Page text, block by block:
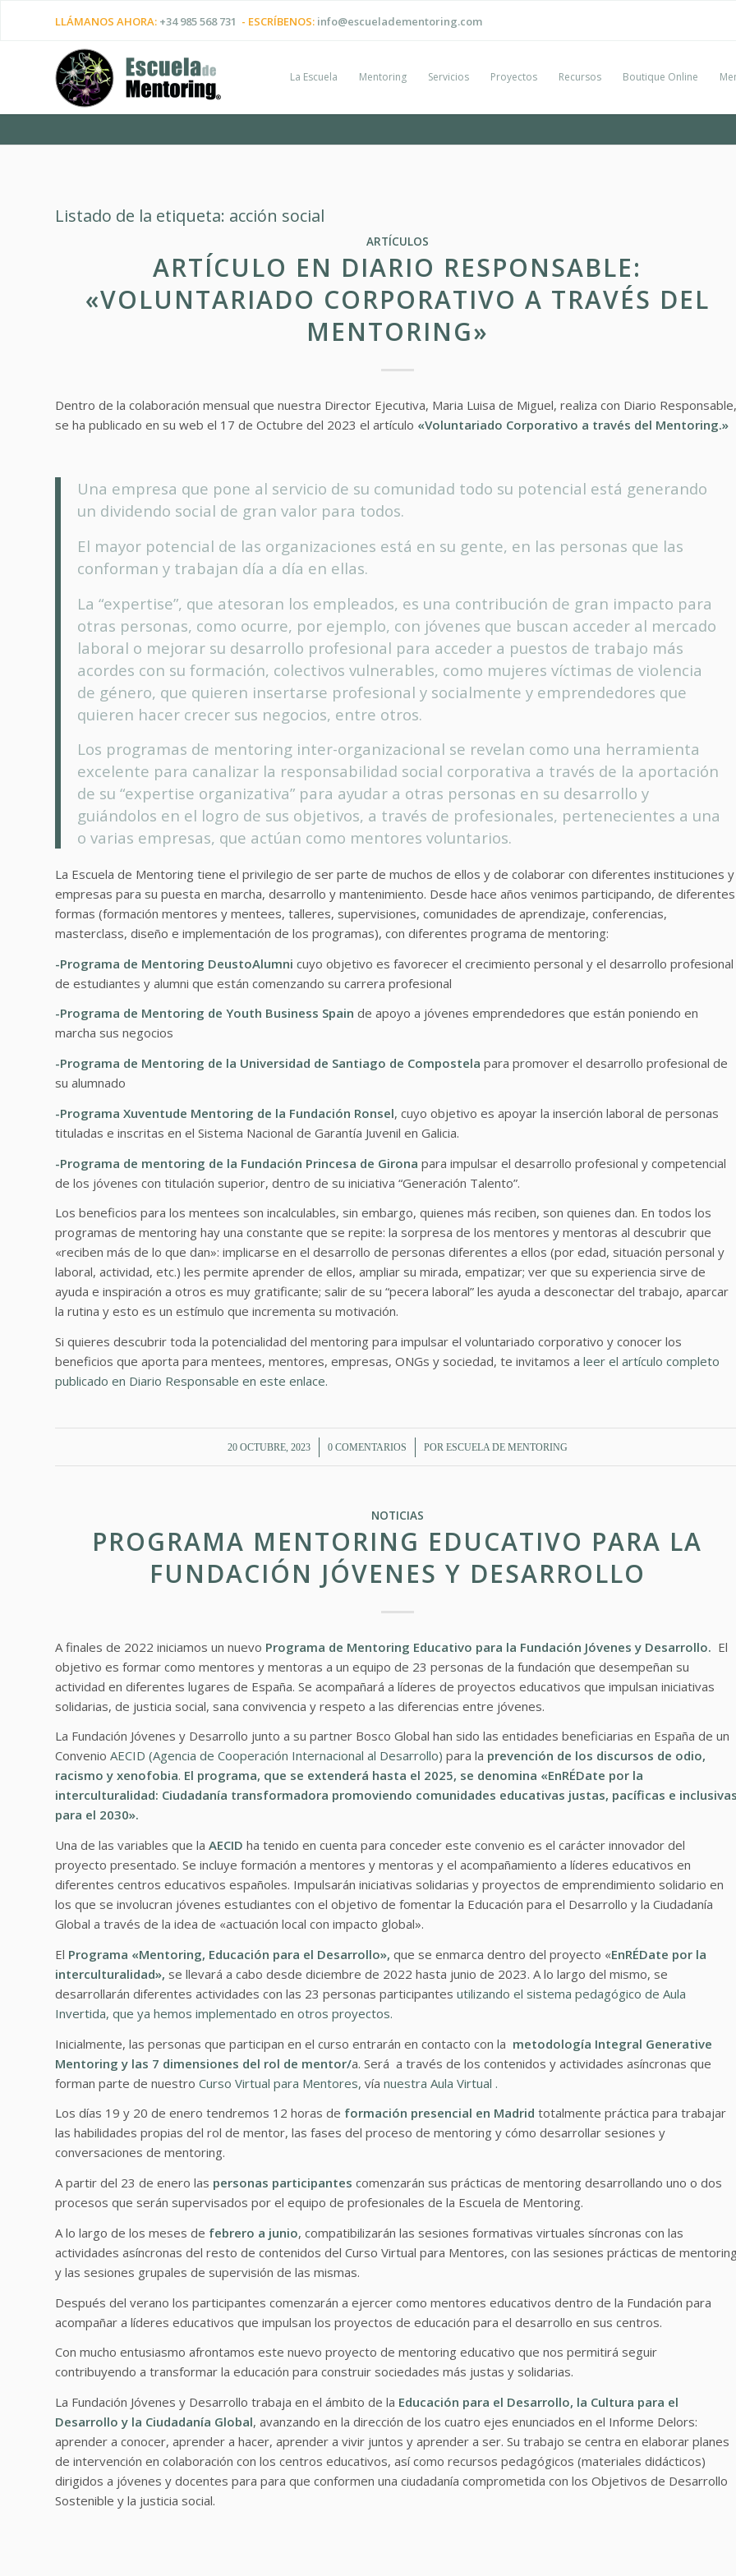
LLÁMANOS AHORA: +34 985 568 731 - ESCRÍBENOS: info@escueladementoring.com
La Escuela Mentoring Servicios Proyectos Recursos Boutique Online
Listado de la etiqueta: acción social
ARTÍCULOS
ARTÍCULO EN DIARIO RESPONSABLE:
«VOLUNTARIADO CORPORATIVO A TRAVÉS DEL
MENTORING»
Dentro de la colaboración mensual que nuestra Director Ejecutiva, Maria Luisa de Miguel, realiza con Diario Responsable,
se ha publicado en su web el 17 de Octubre del 2023 el artículo «Voluntariado Corporativo a través del Mentoring.»
Una empresa que pone al servicio de su comunidad todo su potencial está generando
un dividendo social de gran valor para todos.
El mayor potencial de las organizaciones está en su gente, en las personas que las
conforman y trabajan día a día en ellas.
La “expertise”, que atesoran los empleados, es una contribución de gran impacto para
otras personas, como ocurre, por ejemplo, con jóvenes que buscan acceder al mercado
laboral o mejorar su desarrollo profesional para acceder a puestos de trabajo más
acordes con su formación, colectivos vulnerables, como mujeres víctimas de violencia
de género, que quieren insertarse profesional y socialmente y emprendedores que
quieren hacer crecer sus negocios, entre otros.
Los programas de mentoring inter-organizacional se revelan como una herramienta
excelente para canalizar la responsabilidad social corporativa a través de la aportación
de su “expertise organizativa” para ayudar a otras personas en su desarrollo y
guiándolos en el logro de sus objetivos, a través de profesionales, pertenecientes a una
o varias empresas, que actúan como mentores voluntarios.
La Escuela de Mentoring tiene el privilegio de ser parte de muchos de ellos y de colaborar con diferentes instituciones y
empresas para su puesta en marcha, desarrollo y mantenimiento. Desde hace años venimos participando, de diferentes
formas (formación mentores y mentees, talleres, supervisiones, comunidades de aprendizaje, conferencias,
masterclass, diseño e implementación de los programas), con diferentes programa de mentoring:
-Programa de Mentoring DeustoAlumni cuyo objetivo es favorecer el crecimiento personal y el desarrollo profesional
de estudiantes y alumni que están comenzando su carrera profesional
-Programa de Mentoring de Youth Business Spain de apoyo a jóvenes emprendedores que están poniendo en
marcha sus negocios
-Programa de Mentoring de la Universidad de Santiago de Compostela para promover el desarrollo profesional de
su alumnado
-Programa Xuventude Mentoring de la Fundación Ronsel, cuyo objetivo es apoyar la inserción laboral de personas
tituladas e inscritas en el Sistema Nacional de Garantía Juvenil en Galicia.
-Programa de mentoring de la Fundación Princesa de Girona para impulsar el desarrollo profesional y competencial
de los jóvenes con titulación superior, dentro de su iniciativa “Generación Talento”.
Los beneficios para los mentees son incalculables, sin embargo, quienes más reciben, son quienes dan. En todos los
programas de mentoring hay una constante que se repite: la sorpresa de los mentores y mentoras al descubrir que
«reciben más de lo que dan»: implicarse en el desarrollo de personas diferentes a ellos (por edad, situación personal y
laboral, actividad, etc.) les permite aprender de ellos, ampliar su mirada, empatizar; ver que su experiencia sirve de
ayuda e inspiración a otros es muy gratificante; salir de su “pecera laboral” les ayuda a desconectar del trabajo, aparcar
la rutina y esto es un estímulo que incrementa su motivación.
Si quieres descubrir toda la potencialidad del mentoring para impulsar el voluntariado corporativo y conocer los
beneficios que aporta para mentees, mentores, empresas, ONGs y sociedad, te invitamos a leer el artículo completo
publicado en Diario Responsable en este enlace.
20 OCTUBRE, 2023
/ 0 COMENTARIOS
/ POR ESCUELA DE MENTORING
NOTICIAS
PROGRAMA MENTORING EDUCATIVO PARA LA
FUNDACIÓN JÓVENES Y DESARROLLO
A finales de 2022 iniciamos un nuevo Programa de Mentoring Educativo para la Fundación Jóvenes y Desarrollo. El
objetivo es formar como mentores y mentoras a un equipo de 23 personas de la fundación que desempeñan su
actividad en diferentes lugares de España. Se acompañará a líderes de proyectos educativos que impulsan iniciativas
solidarias, de justicia social, sana convivencia y respeto a las diferencias entre jóvenes.
La Fundación Jóvenes y Desarrollo junto a su partner Bosco Global han sido las entidades beneficiarias en España de un
Convenio AECID (Agencia de Cooperación Internacional al Desarrollo) para la prevención de los discursos de odio,
racismo y xenofobia. El programa, que se extenderá hasta el 2025, se denomina «EnRÉDate por la
interculturalidad: Ciudadanía transformadora promoviendo comunidades educativas justas, pacíficas e
para el 2030».
Una de las variables que la AECID ha tenido en cuenta para conceder este convenio es el carácter innovador del
proyecto presentado. Se incluye formación a mentores y mentoras y el acompañamiento a líderes educativos en
diferentes centros educativos españoles. Impulsarán iniciativas solidarias y proyectos de emprendimiento solidario en
los que se involucran jóvenes estudiantes con el objetivo de fomentar la Educación para el Desarrollo y la Ciudadanía
Global a través de la idea de «actuación local con impacto global».
El Programa «Mentoring, Educación para el Desarrollo», que se enmarca dentro del proyecto «EnRÉDate por la
interculturalidad», se llevará a cabo desde diciembre de 2022 hasta junio de 2023. A lo largo del mismo, se
desarrollarán diferentes actividades con las 23 personas participantes utilizando el sistema pedagógico de Aula
Invertida, que ya hemos implementado en otros proyectos.
Inicialmente, las personas que participan en el curso entrarán en contacto con la metodología Integral Generative
Mentoring y las 7 dimensiones del rol de mentor/a. Será a través de los contenidos y actividades asíncronas que
forman parte de nuestro Curso Virtual para Mentores, vía nuestra Aula Virtual .
Los días 19 y 20 de enero tendremos 12 horas de formación presencial en Madrid totalmente práctica para trabajar
las habilidades propias del rol de mentor, las fases del proceso de mentoring y cómo desarrollar sesiones y
conversaciones de mentoring.
A partir del 23 de enero las personas participantes comenzarán sus prácticas de mentoring desarrollando uno o dos
procesos que serán supervisados por el equipo de profesionales de la Escuela de Mentoring.
A lo largo de los meses de febrero a junio, compatibilizarán las sesiones formativas virtuales síncronas con las
actividades asíncronas del resto de contenidos del Curso Virtual para Mentores, con las sesiones prácticas de
y las sesiones grupales de supervisión de las mismas.
Después del verano los participantes comenzarán a ejercer como mentores educativos dentro de la Fundación para
acompañar a líderes educativos que impulsan los proyectos de educación para el desarrollo en sus centros.
Con mucho entusiasmo afrontamos este nuevo proyecto de mentoring educativo que nos permitirá seguir
contribuyendo a transformar la educación para construir sociedades más justas y solidarias.
La Fundación Jóvenes y Desarrollo trabaja en el ámbito de la Educación para el Desarrollo, la Cultura para el
Desarrollo y la Ciudadanía Global, avanzando en la dirección de los cuatro ejes enunciados en el Informe Delors:
aprender a conocer, aprender a hacer, aprender a vivir juntos y aprender a ser. Su trabajo se centra en elaborar planes
de intervención en colaboración con los centros educativos, así como recursos pedagógicos (materiales didácticos)
dirigidos a jóvenes y docentes para para que conformen una ciudadanía comprometida con los Objetivos de Desarrollo
Sostenible y la justicia social.